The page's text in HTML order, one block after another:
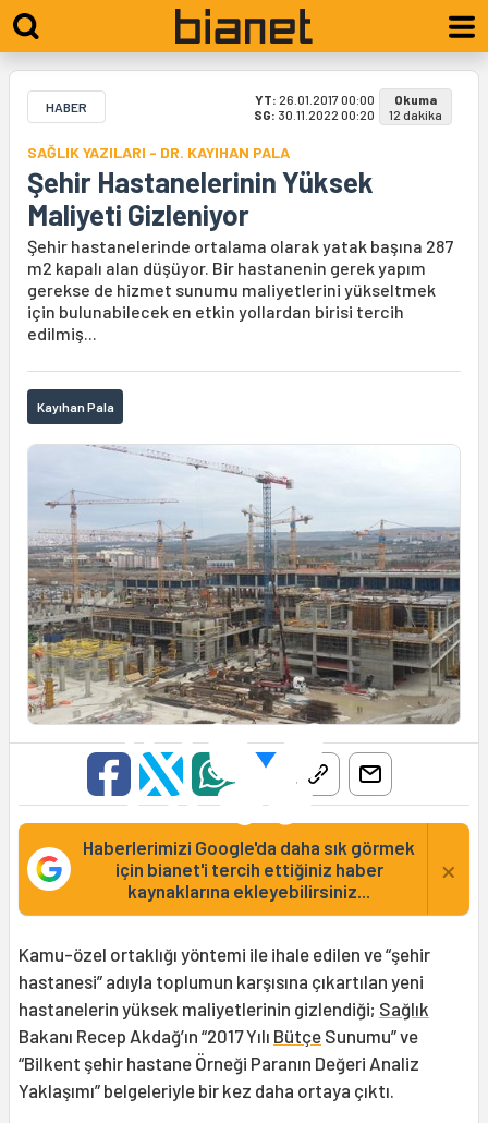
HABER YT: 26.01.2017 00:00
SG: 30.11.2022 00:20
Okuma
12 dakika
SAĞLIK YAZILARI - DR. KAYIHAN PALA
Şehir Hastanelerinin Yüksek
Maliyeti Gizleniyor
Şehir hastanelerinde ortalama olarak yatak başına 287
m2 kapalı alan düşüyor. Bir hastanenin gerek yapım
gerekse de hizmet sunumu maliyetlerini yükseltmek
için bulunabilecek en etkin yollardan birisi tercih
edilmiş...
Kayıhan Pala
Haberlerimizi Google'da daha sık görmek
için bianet'i tercih ettiğiniz haber
kaynaklarına ekleyebilirsiniz...
×
Kamu-özel ortaklığı yöntemi ile ihale edilen ve “şehir
hastanesi” adıyla toplumun karşısına çıkartılan yeni
hastanelerin yüksek maliyetlerinin gizlendiği; Sağlık
Bakanı Recep Akdağ’ın “2017 Yılı Bütçe Sunumu” ve
“Bilkent şehir hastane Örneği Paranın Değeri Analiz
Yaklaşımı” belgeleriyle bir kez daha ortaya çıktı.